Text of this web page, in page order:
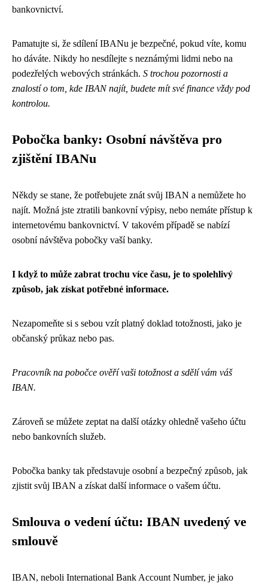
bankovnictví.
Pamatujte si, že sdílení IBANu je bezpečné, pokud víte, komu
ho dáváte. Nikdy ho nesdílejte s neznámými lidmi nebo na
podezřelých webových stránkách. S trochou pozornosti a
znalostí o tom, kde IBAN najít, budete mít své finance vždy pod
kontrolou.
Pobočka banky: Osobní návštěva pro
zjištění IBANu
Někdy se stane, že potřebujete znát svůj IBAN a nemůžete ho
najít. Možná jste ztratili bankovní výpisy, nebo nemáte přístup k
internetovému bankovnictví. V takovém případě se nabízí
osobní návštěva pobočky vaší banky.
I když to může zabrat trochu více času, je to spolehlivý
způsob, jak získat potřebné informace.
Nezapomeňte si s sebou vzít platný doklad totožnosti, jako je
občanský průkaz nebo pas.
Pracovník na pobočce ověří vaši totožnost a sdělí vám váš
IBAN.
Zároveň se můžete zeptat na další otázky ohledně vašeho účtu
nebo bankovních služeb.
Pobočka banky tak představuje osobní a bezpečný způsob, jak
zjistit svůj IBAN a získat další informace o vašem účtu.
Smlouva o vedení účtu: IBAN uvedený ve
smlouvě
IBAN, neboli International Bank Account Number, je jako